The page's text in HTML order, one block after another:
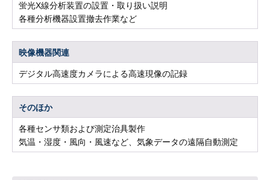
蛍光X線分析装置の設置・取り扱い説明
各種分析機器設置撤去作業など
映像機器関連
デジタル高速度カメラによる高速現像の記録
そのほか
各種センサ類および測定治具製作
気温・湿度・風向・風速など、気象データの遠隔自動測定